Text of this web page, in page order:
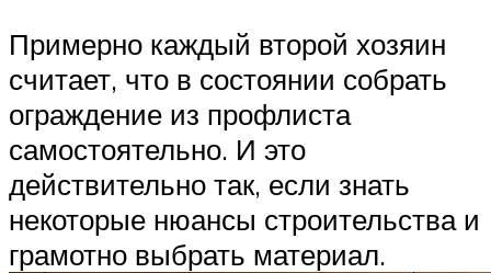
Примерно каждый второй хозяин
считает, что в состоянии собрать
ограждение из профлиста
самостоятельно. И это
действительно так, если знать
некоторые нюансы строительства и
грамотно выбрать материал.